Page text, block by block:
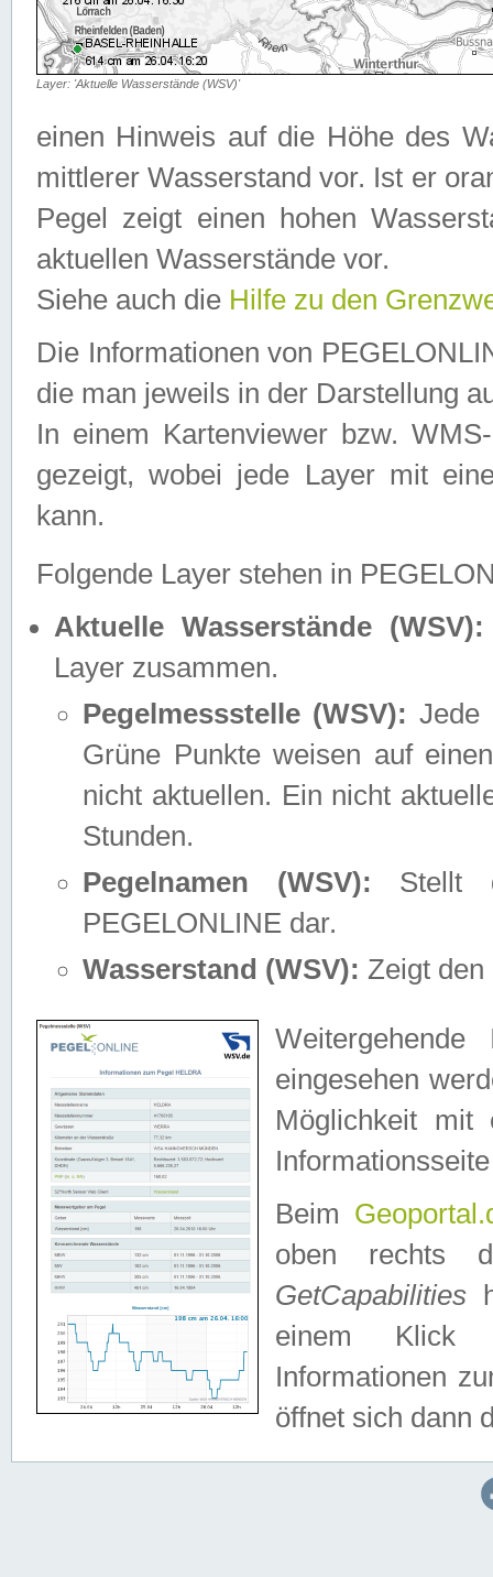
Layer: 'Aktuelle Wasserstände (WSV)'
einen Hinweis auf die Höhe des
mittlerer Wasserstand vor. Ist er
Pegel zeigt einen hohen
aktuellen Wasserstände vor.
Siehe auch die Hilfe zu den
Die Informationen von
die man jeweils in der Darstellung
In einem Kartenviewer bzw.
gezeigt, wobei jede Layer mit
kann.
Folgende Layer stehen in
Aktuelle Wasserstände (WSV):
Layer zusammen.
Pegelmessstelle (WSV): Jede
Grüne Punkte weisen auf
nicht aktuellen. Ein nicht
Stunden.
Pegelnamen (WSV): Stellt
PEGELONLINE dar.
Wasserstand (WSV): Zeigt den
eingesehen
Möglichkeit mit
Beim
oben rechts
GetCapabilities
einem Klick
Informationen
öffnet sich dann